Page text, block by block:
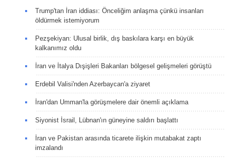
Trump'tan İran iddiası: Önceliğim anlaşma çünkü insanları
öldürmek istemiyorum
Pezşekiyan: Ulusal birlik, dış baskılara karşı en büyük
kalkanımız oldu
İran ve İtalya Dışişleri Bakanları bölgesel gelişmeleri görüştü
Erdebil Valisi'nden Azerbaycan'a ziyaret
İran'dan Umman'la görüşmelere dair önemli açıklama
Siyonist İsrail, Lübnan'ın güneyine saldırı başlattı
İran ve Pakistan arasında ticarete ilişkin mutabakat zaptı
imzalandı